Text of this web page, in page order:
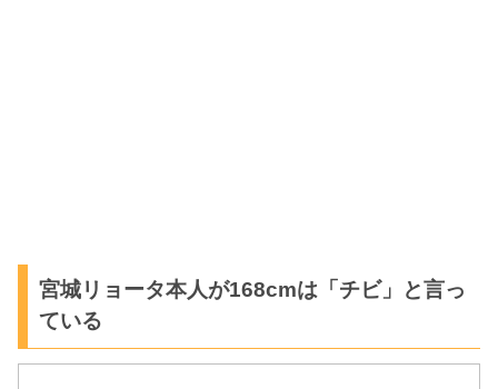
宮城リョータ本人が168cmは「チビ」と言っ
ている